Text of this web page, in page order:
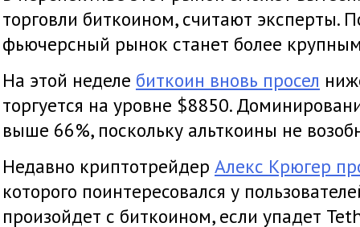
торговли биткоином, считают эксперты.
фьючерсный рынок станет более
На этой неделе биткоин вновь просел
торгуется на уровне $8850.
выше 66%, поскольку альткоины не
Недавно криптотрейдер Алекс Крюгер
которого поинтересовался у
произойдет с биткоином, если упадет